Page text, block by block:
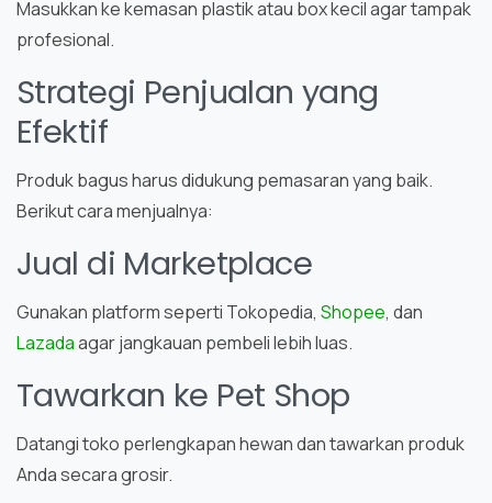
Masukkan ke kemasan plastik atau box kecil agar tampak
profesional.
Strategi Penjualan yang
Efektif
Produk bagus harus didukung pemasaran yang baik.
Berikut cara menjualnya:
Jual di Marketplace
Gunakan platform seperti Tokopedia, Shopee, dan
Lazadaagar jangkauan pembeli lebih luas.
Tawarkan ke Pet Shop
Datangi toko perlengkapan hewan dan tawarkan produk
Anda secara grosir.